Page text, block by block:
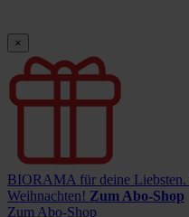
×
BIORAMA für deine Liebsten.
Weihnachten! Zum Abo-Shop
Zum Abo-Shop